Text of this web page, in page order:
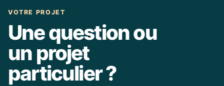
VOTRE PROJET
Une question ou
un projet
particulier ?